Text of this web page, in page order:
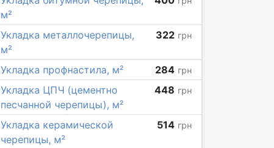
м²
Укладка металлочерепицы,
м²
322 грн
Укладка профнастила, м² 284 грн
Укладка ЦПЧ (цементно
песчанной черепицы), м²
448 грн
Укладка керамической
черепицы, м²
514 грн